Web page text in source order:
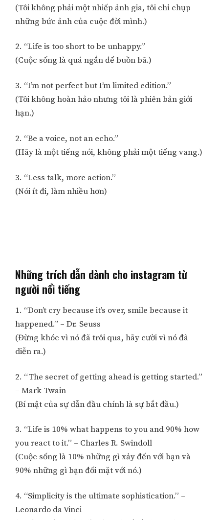
(Tôi không phải một nhiếp ảnh gia, tôi chỉ chụp
những bức ảnh của cuộc đời mình.)
2. “Life is too short to be unhappy.”
(Cuộc sống là quá ngắn để buồn bã.)
3. “I’m not perfect but I’m limited edition.”
(Tôi không hoàn hảo nhưng tôi là phiên bản giới
hạn.)
2. “Be a voice, not an echo.”
(Hãy là một tiếng nói, không phải một tiếng vang.)
3. “Less talk, more action.”
(Nói ít đi, làm nhiều hơn)
Những trích dẫn dành cho instagram từ
người nổi tiếng
1. “Don’t cry because it’s over, smile because it
happened.” – Dr. Seuss
(Đừng khóc vì nó đã trôi qua, hãy cười vì nó đã
diễn ra.)
2. “The secret of getting ahead is getting started.”
– Mark Twain
(Bí mật của sự dẫn đầu chính là sự bắt đầu.)
3. “Life is 10% what happens to you and 90% how
you react to it.” – Charles R. Swindoll
(Cuộc sống là 10% những gì xảy đến với bạn và
90% những gì bạn đối mặt với nó.)
4. “Simplicity is the ultimate sophistication.” –
Leonardo da Vinci